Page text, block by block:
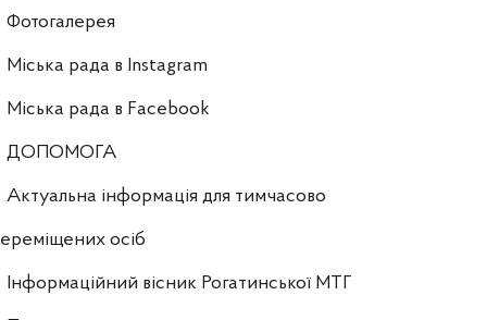
Фотогалерея
Міська рада в Instagram
Міська рада в Facebook
ДОПОМОГА
Актуальна інформація для тимчасово
осіб
Інформаційний вісник Рогатинської МТГ